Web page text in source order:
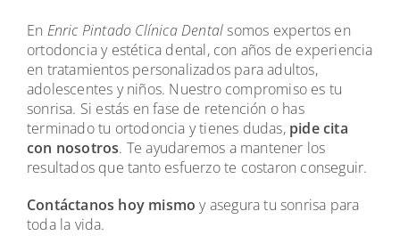
En Enric Pintado Clínica Dentalsomos expertos en
ortodoncia y estética dental, con años de experiencia
en tratamientos personalizados para adultos,
adolescentes y niños. Nuestro compromiso es tu
sonrisa. Si estás en fase de retención o has
terminado tu ortodoncia y tienes dudas, pide cita
con nosotros. Te ayudaremos a mantener los
resultados que tanto esfuerzo te costaron conseguir.
Contáctanos hoy mismo y asegura tu sonrisa para
toda la vida.